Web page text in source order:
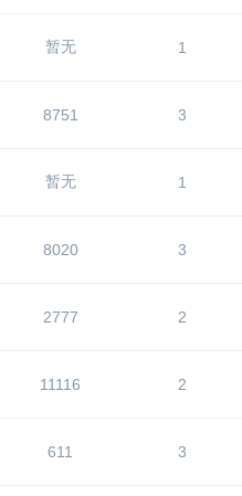
暂无 1
8751 3
暂无 1
8020 3
2777 2
11116 2
611 3